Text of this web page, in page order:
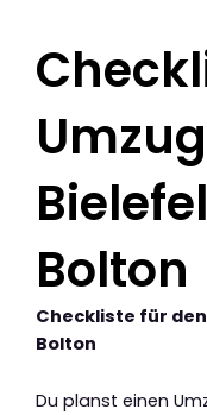
Bolton
Checkliste für
Bolton
Du planst einen